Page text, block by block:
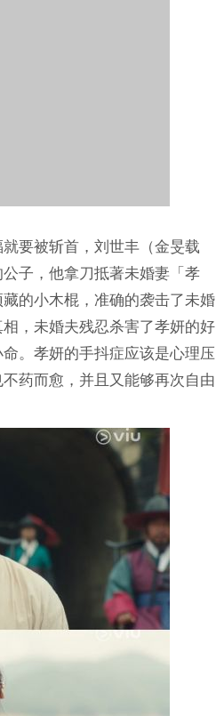
要被斩首，刘世丰（金旻载
子，他拿刀抵著未婚妻「孝
的小木棍，准确的袭击了未婚
，未婚夫残忍杀害了孝妍的好
。孝妍的手抖症应该是心理压
药而愈，并且又能够再次自由